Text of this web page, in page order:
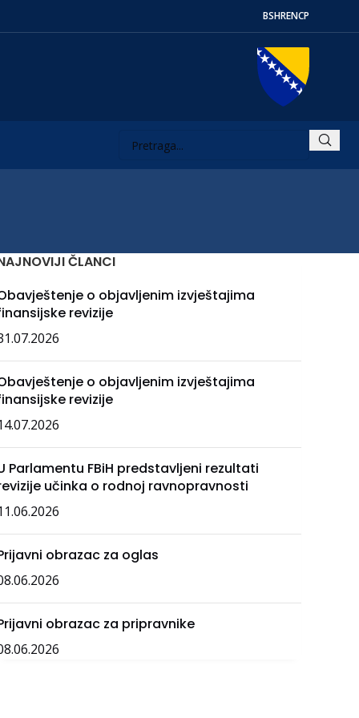
BSHRENСР
ČLANCI
o objavljenim izvještajima
revizije
o objavljenim izvještajima
revizije
Parlamentu FBiH predstavljeni rezultati
učinka o rodnoj ravnopravnosti
obrazac za oglas
obrazac za pripravnike